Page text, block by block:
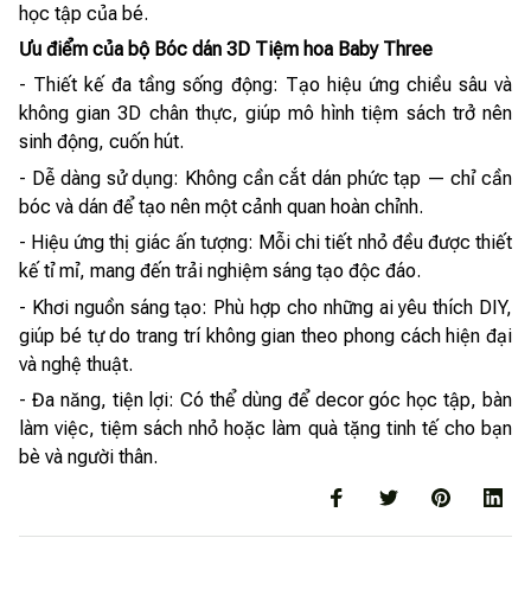
học tập của bé.
Ưu điểm của bộ Bóc dán 3D Tiệm hoa Baby Three
- Thiết kế đa tầng sống động: Tạo hiệu ứng chiều sâu và
không gian 3D chân thực, giúp mô hình tiệm sách trở nên
sinh động, cuốn hút.
- Dễ dàng sử dụng: Không cần cắt dán phức tạp — chỉ cần
bóc và dán để tạo nên một cảnh quan hoàn chỉnh.
- Hiệu ứng thị giác ấn tượng: Mỗi chi tiết nhỏ đều được thiết
kế tỉ mỉ, mang đến trải nghiệm sáng tạo độc đáo.
- Khơi nguồn sáng tạo: Phù hợp cho những ai yêu thích DIY,
giúp bé tự do trang trí không gian theo phong cách hiện đại
và nghệ thuật.
- Đa năng, tiện lợi: Có thể dùng để decor góc học tập, bàn
làm việc, tiệm sách nhỏ hoặc làm quà tặng tinh tế cho bạn
bè và người thân.